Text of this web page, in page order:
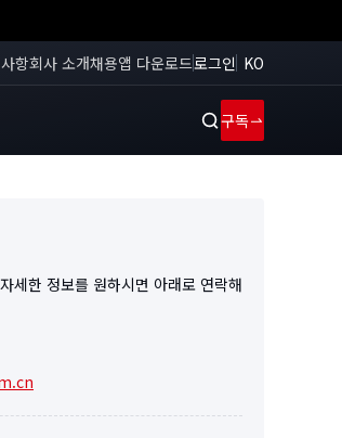
항회사 소개채용앱 다운로드로그인 KO
구독
세한 정보를 원하시면 아래로 연락해